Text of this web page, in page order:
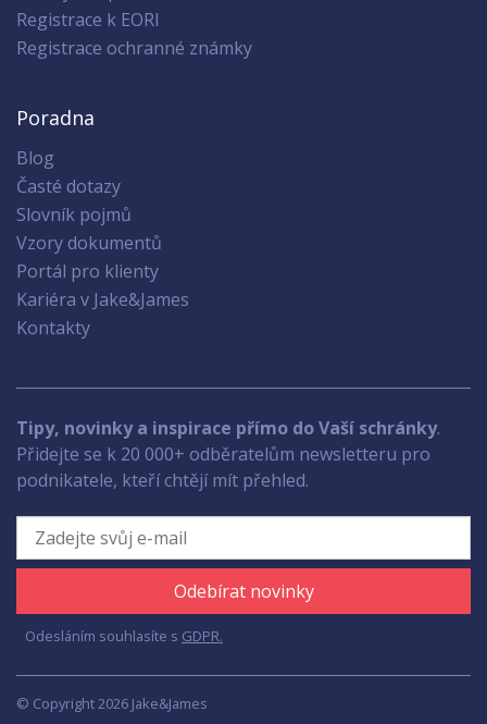
Registrace k EORI
Registrace ochranné známky
Poradna
Blog
Časté dotazy
Slovník pojmů
Vzory dokumentů
Portál pro klienty
Kariéra v Jake&James
Kontakty
Tipy, novinky a inspirace přímo do Vaší schránky.
Přidejte se k 20 000+ odběratelům newsletteru pro
podnikatele, kteří chtějí mít přehled.
Odebírat novinky
Odesláním souhlasíte s GDPR.
© Copyright 2026 Jake&James